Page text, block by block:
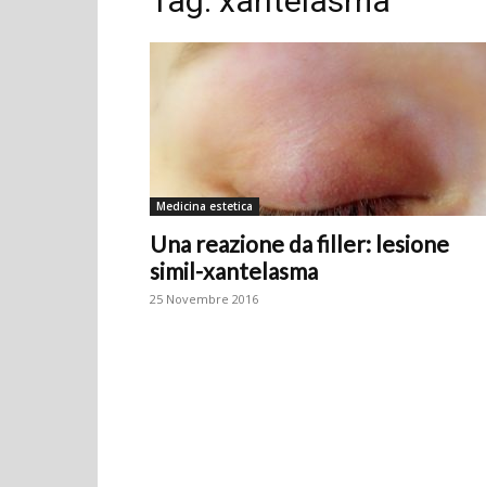
Medicina estetica
Una reazione da filler: lesione
simil-xantelasma
25 Novembre 2016